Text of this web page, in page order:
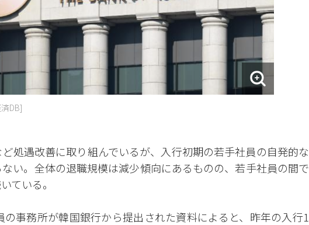
DB]
処遇改善に取り組んでいるが、入行初期の若手社員の自発的な
い。全体の退職規模は減少傾向にあるものの、若手社員の間で
ている。
事務所が韓国銀行から提出された資料によると、昨年の入行1